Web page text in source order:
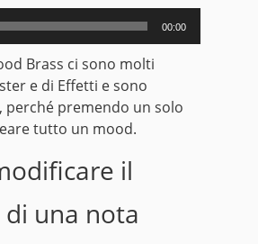
00:00
Brass ci sono molti
e di Effetti e sono
perché premendo un solo
tutto un mood.
il
una nota